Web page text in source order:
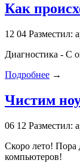
Как
12 04 Разместил:
Диагностика - С
Подробнее →
Чистим
06 12 Разместил:
Скоро лето! Пора
компьютеров!